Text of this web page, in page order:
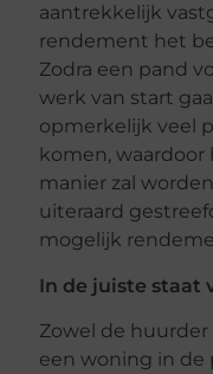
aantrekkelijk
rendement het
Zodra een pand
werk van start
opmerkelijk veel
komen,
manier zal
uiteraard
mogelijk
In de juiste staat
Zowel de
een woning in de